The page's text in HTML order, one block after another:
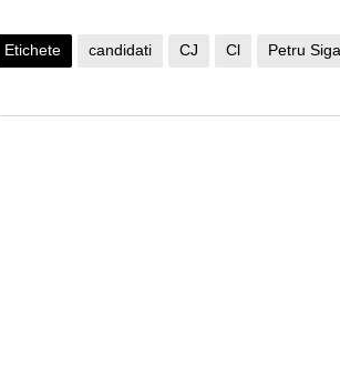
Etichete candidati CJ Cl Petru